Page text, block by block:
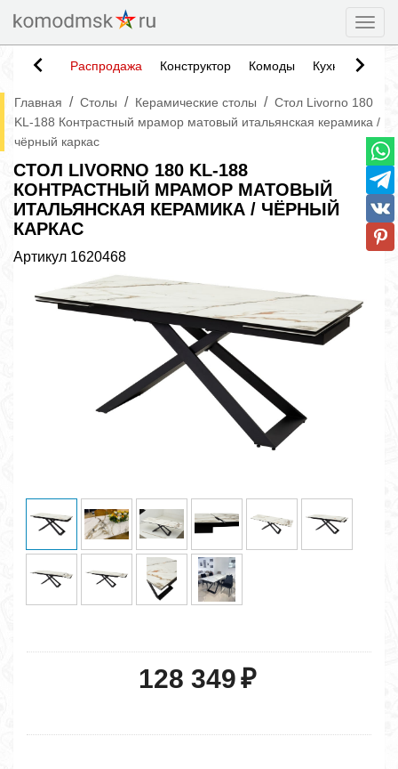
Распродажа Конструктор Комоды Кухни
Главная / Столы / Керамические столы / Стол Livorno 180
KL-188 Контрастный мрамор матовый итальянская керамика /
чёрный каркас
СТОЛ LIVORNO 180 KL-188
КОНТРАСТНЫЙ МРАМОР МАТОВЫЙ
ИТАЛЬЯНСКАЯ КЕРАМИКА / ЧЁРНЫЙ
КАРКАС
Артикул 1620468
128 349₽